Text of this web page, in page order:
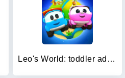
Leo's World: toddler adventure